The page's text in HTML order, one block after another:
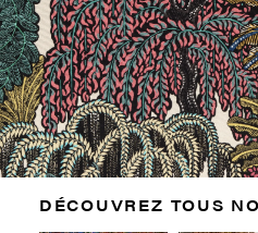
DÉCOUVREZ TOUS